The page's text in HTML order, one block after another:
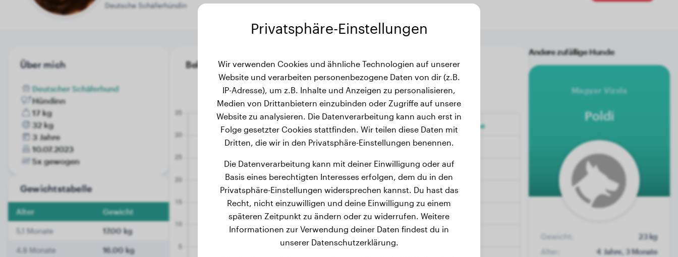
Deutsche Schäferhündin
Über mich
Deutscher Schäferhund
Hündinn
17 kg
32 kg
3 Jahre
10.07.2023
5x gewogen
Gewichtstabelle
Alter Gewicht
5.1 Monate 17.00 kg
4.8 Monate 16.00 kg
Bella's Gewichtsverlauf
Andere zufällige Hunde
Magyar Vizsla
Poldi
Gewicht:
23 kg
Alter:
4 Jahre, 3 Monate
Privatsphäre-Einstellungen
Wir verwenden Cookies und ähnliche Technologien auf unserer
Website und verarbeiten personenbezogene Daten von dir (z.B.
IP-Adresse), um z.B. Inhalte und Anzeigen zu personalisieren,
Medien von Drittanbietern einzubinden oder Zugriffe auf unsere
Website zu analysieren. Die Datenverarbeitung kann auch erst in
Folge gesetzter Cookies stattfinden. Wir teilen diese Daten mit
Dritten, die wir in den Privatsphäre-Einstellungen benennen.
Die Datenverarbeitung kann mit deiner Einwilligung oder auf
Basis eines berechtigten Interesses erfolgen, dem du in den
Privatsphäre-Einstellungen widersprechen kannst. Du hast das
Recht, nicht einzuwilligen und deine Einwilligung zu einem
späteren Zeitpunkt zu ändern oder zu widerrufen. Weitere
Informationen zur Verwendung deiner Daten findest du in
unserer Datenschutzerklärung.